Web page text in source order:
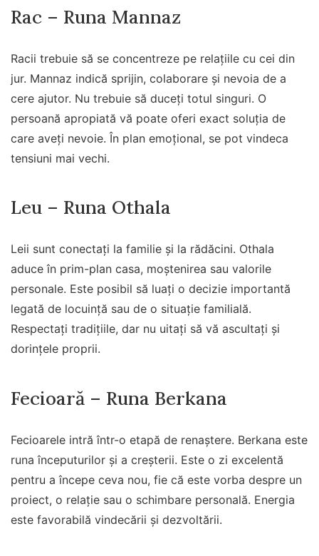
Rac – Runa Mannaz
Racii trebuie să se concentreze pe relațiile cu cei din
jur. Mannaz indică sprijin, colaborare și nevoia de a
cere ajutor. Nu trebuie să duceți totul singuri. O
persoană apropiată vă poate oferi exact soluția de
care aveți nevoie. În plan emoțional, se pot vindeca
tensiuni mai vechi.
Leu – Runa Othala
Leii sunt conectați la familie și la rădăcini. Othala
aduce în prim-plan casa, moștenirea sau valorile
personale. Este posibil să luați o decizie importantă
legată de locuință sau de o situație familială.
Respectați tradițiile, dar nu uitați să vă ascultați și
dorințele proprii.
Fecioară – Runa Berkana
Fecioarele intră într-o etapă de renaștere. Berkana este
runa începuturilor și a creșterii. Este o zi excelentă
pentru a începe ceva nou, fie că este vorba despre un
proiect, o relație sau o schimbare personală. Energia
este favorabilă vindecării și dezvoltării.